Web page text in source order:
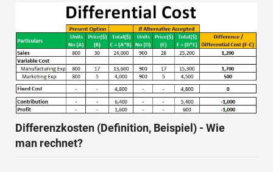
Differenzkosten (Definition, Beispiel) - Wie
man rechnet?